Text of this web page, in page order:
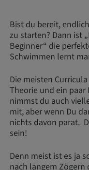
Bist du bereit,
zu starten? Dann ist
Beginner“ die
Schwimmen lernt
Die meisten
Theorie und ein
nimmst du auch
mit, aber wenn Du
nichts davon parat.
sein!
Denn meist ist es ja
nach langem